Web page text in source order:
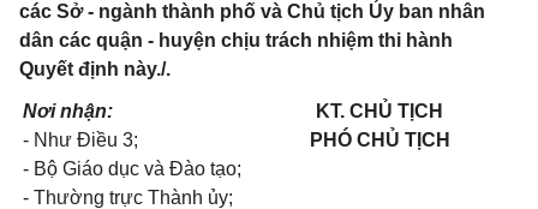
các Sở - ngành thành phố và Chủ tịch Ủy ban nhân
dân các quận - huyện chịu trách nhiệm thi hành
Quyết định này./.
Nơi nhận:
- Như Điều 3;
- Bộ Giáo dục và Đào tạo;
- Thường trực Thành ủy;
KT. CHỦ TỊCH
PHÓ CHỦ TỊCH